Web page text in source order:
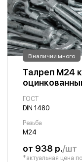
В наличии много
Талреп М24
ГОСТ
DIN 1480
Резьба
М24
от 938 р./шт
*актуальная цена